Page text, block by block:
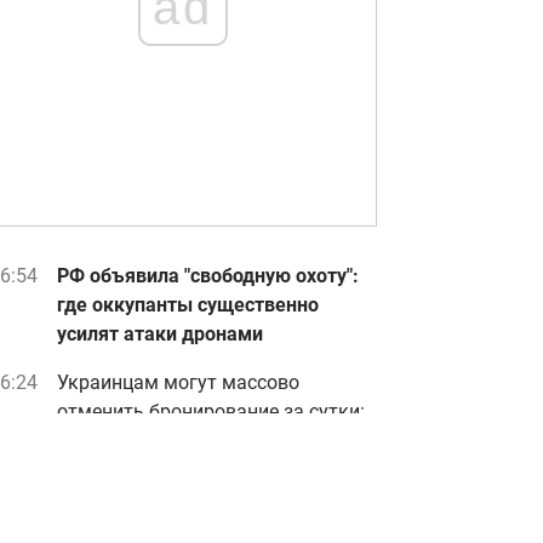
РФ объявила "свободную охоту":
где оккупанты существенно
усилят атаки дронами
Украинцам могут массово
отменить бронирование за сутки: